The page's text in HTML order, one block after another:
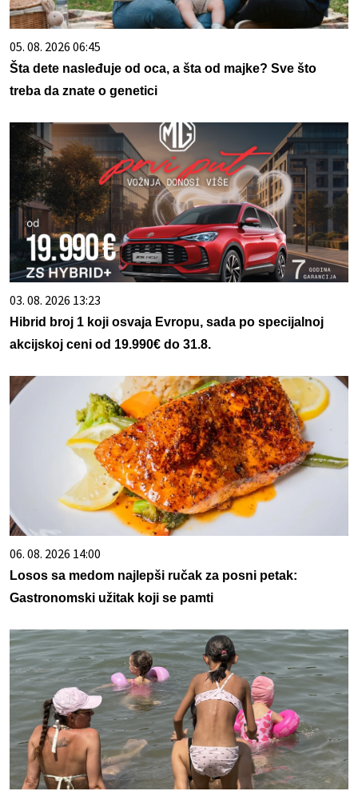
05. 08. 2026 06:45
Šta dete nasleđuje od oca, a šta od majke? Sve što
treba da znate o genetici
03. 08. 2026 13:23
Hibrid broj 1 koji osvaja Evropu, sada po specijalnoj
akcijskoj ceni od 19.990€ do 31.8.
06. 08. 2026 14:00
Losos sa medom najlepši ručak za posni petak:
Gastronomski užitak koji se pamti